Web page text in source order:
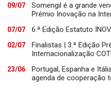
09/07
Somengil é a grande
Prémio Inovação na
07/07 6.ª Edição Estatuto
02/07
Finalistas | 3.ª Edição
Internacionalização
23/06
Portugal, Espanha e
agenda de cooperação